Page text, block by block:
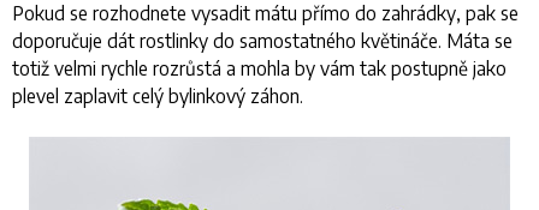
Pokud se rozhodnete vysadit mátu přímo do zahrádky, pak se
doporučuje dát rostlinky do samostatného květináče. Máta se
totiž velmi rychle rozrůstá a mohla by vám tak postupně jako
plevel zaplavit celý bylinkový záhon.